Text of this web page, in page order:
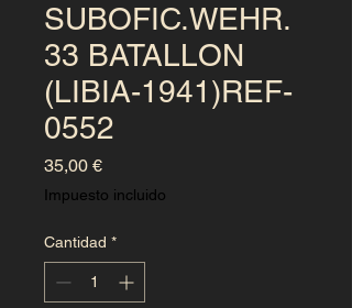
SUBOFIC.WEHR.
33 BATALLON
(LIBIA-1941)REF-
0552
35,00 €Precio
Impuesto incluido
Cantidad *